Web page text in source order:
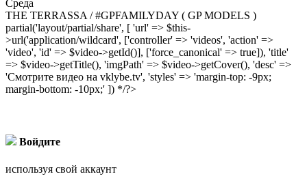
Среда
THE TERRASSA / #GPFAMILYDAY ( GP MODELS )
partial('layout/partial/share', [ 'url' => $this-
>url('application/wildcard', ['controller' => 'videos', 'action' =>
'video', 'id' => $video->getId()], ['force_canonical' => true]), 'title'
=> $video->getTitle(), 'imgPath' => $video->getCover(), 'desc' =>
'Смотрите видео на vklybe.tv', 'styles' => 'margin-top: -9px;
margin-bottom: -10px;' ]) */?>
Войдите
используя свой аккаунт